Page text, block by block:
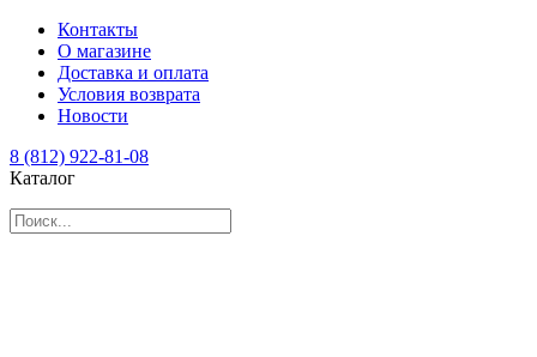
Контакты
О магазине
Доставка и оплата
Условия возврата
Новости
8 (812) 922-81-08
Каталог